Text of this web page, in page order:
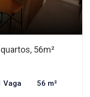
56m²
Vaga 56 m²